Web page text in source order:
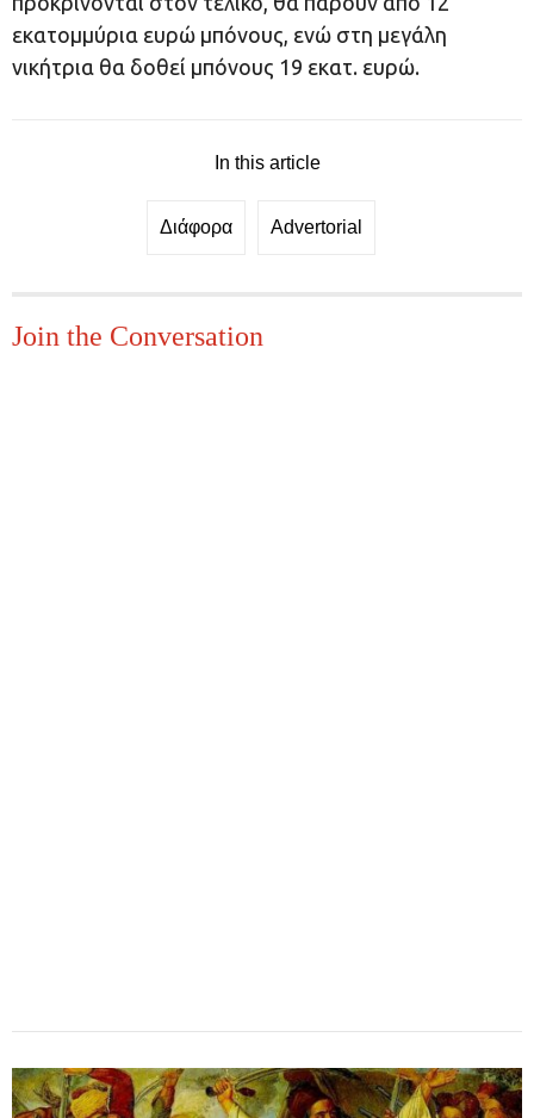
εκατομμύρια ευρώ μπόνους, ενώ στη μεγάλη
νικήτρια θα δοθεί μπόνους 19 εκατ. ευρώ.
In this article
Διάφορα Advertorial
Join the Conversation